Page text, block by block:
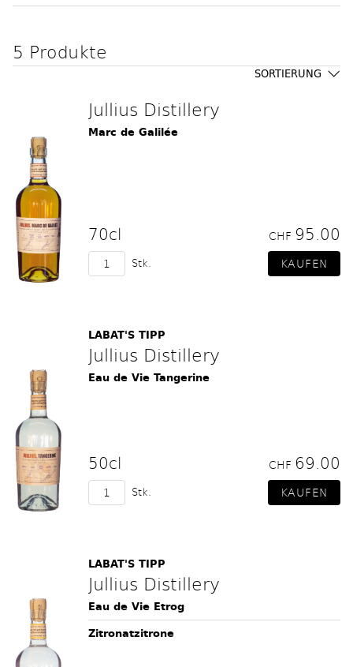
5 Produkte
SORTIERUNG
Jullius Distillery
Marc de Galilée
70cl CHF 95.00
Stk.
LABAT'S TIPP
Jullius Distillery
Eau de Vie Tangerine
50cl CHF 69.00
Stk.
LABAT'S TIPP
Jullius Distillery
Eau de Vie Etrog
Zitronatzitrone